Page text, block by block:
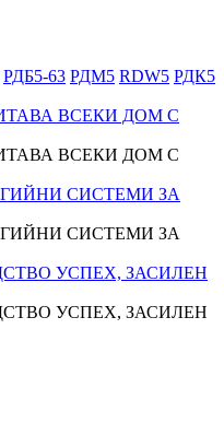
РДБ5-63 РДМ5 RDW5 РДК5